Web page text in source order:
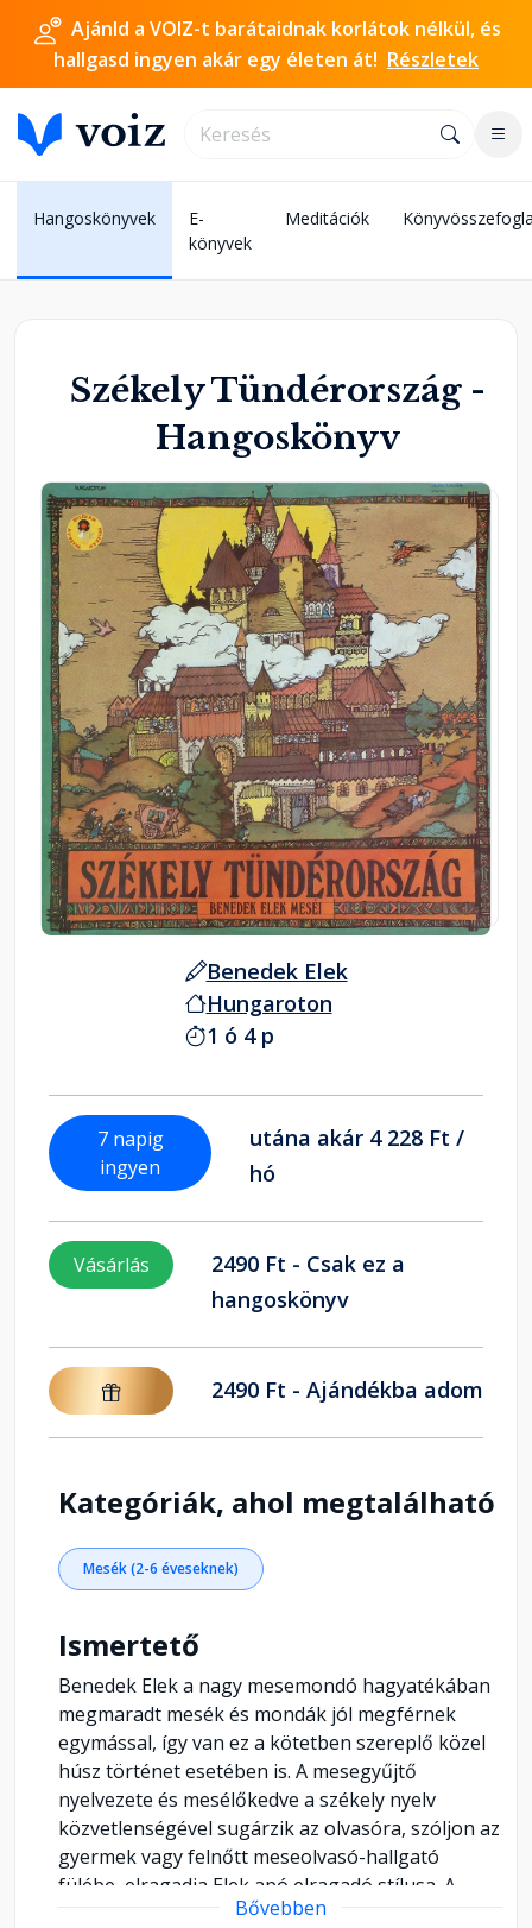
Ajánld a VOIZ-t barátaidnak korlátok nélkül, és
hallgasd ingyen akár egy életen át! Részletek
Hangoskönyvek
E-
könyvek
Meditációk
Székely Tündérország -
Hangoskönyv
Benedek Elek
Hungaroton
1 ó 4 p
7 napig
ingyen
utána akár 4 228 Ft /
hó
Vásárlás
2490 Ft - Csak ez a
hangoskönyv
2490 Ft - Ajándékba adom
Kategóriák, ahol megtalálható
Mesék (2-6 éveseknek)
Ismertető
Benedek Elek a nagy mesemondó hagyatékában
megmaradt mesék és mondák jól megférnek
egymással, így van ez a kötetben szereplő közel
húsz történet esetében is. A mesegyűjtő
nyelvezete és mesélőkedve a székely nyelv
közvetlenségével sugárzik az olvasóra, szóljon az
gyermek vagy felnőtt meseolvasó-hallgató
fülébe, elragadja Elek apó elragadó stílusa. A
kötet meséi ördögökről és tündérekről szólnak,
Bővebben